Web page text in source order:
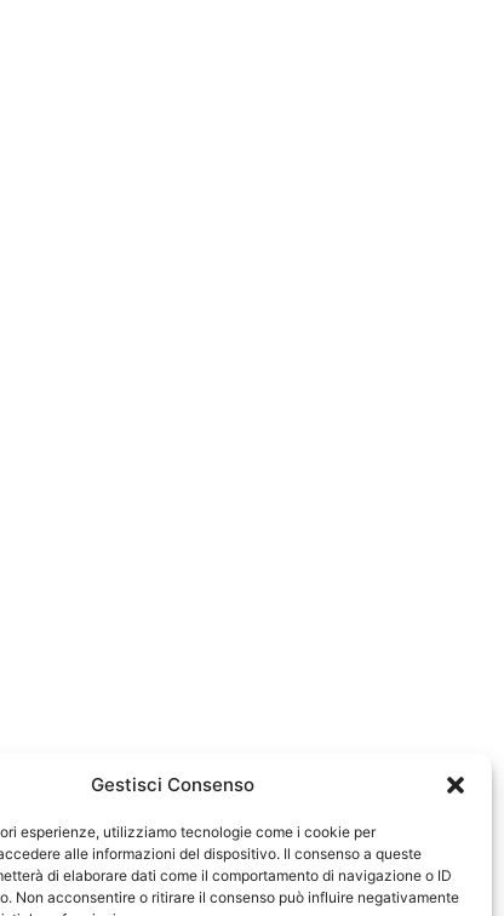
Gestisci Consenso
esperienze, utilizziamo tecnologie come i cookie per
alle informazioni del dispositivo. Il consenso a queste
di elaborare dati come il comportamento di navigazione o ID
Non acconsentire o ritirare il consenso può influire negativamente